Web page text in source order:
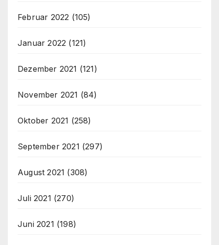
Februar 2022 (105)
Januar 2022 (121)
Dezember 2021 (121)
November 2021 (84)
Oktober 2021 (258)
September 2021 (297)
August 2021 (308)
Juli 2021 (270)
Juni 2021 (198)